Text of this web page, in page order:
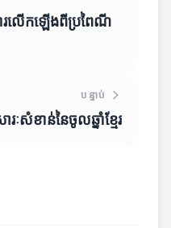
ការលើកឡើងពីប្រពៃណី
បន្ទាប់
រៈសំខាន់នៃចូលឆ្នាំខ្មែរ